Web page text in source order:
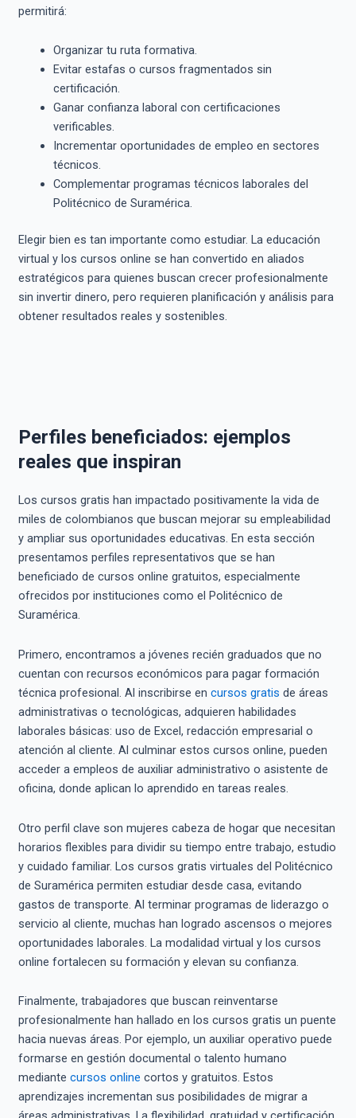
permitirá:
Organizar tu ruta formativa.
Evitar estafas o cursos fragmentados sin
certificación.
Ganar confianza laboral con certificaciones
verificables.
Incrementar oportunidades de empleo en sectores
técnicos.
Complementar programas técnicos laborales del
Politécnico de Suramérica.
Elegir bien es tan importante como estudiar. La educación
virtual y los cursos online se han convertido en aliados
estratégicos para quienes buscan crecer profesionalmente
sin invertir dinero, pero requieren planificación y análisis para
obtener resultados reales y sostenibles.
Perfiles beneficiados: ejemplos
reales que inspiran
Los cursos gratis han impactado positivamente la vida de
miles de colombianos que buscan mejorar su empleabilidad
y ampliar sus oportunidades educativas. En esta sección
presentamos perfiles representativos que se han
beneficiado de cursos online gratuitos, especialmente
ofrecidos por instituciones como el Politécnico de
Suramérica.
Primero, encontramos a jóvenes recién graduados que no
cuentan con recursos económicos para pagar formación
técnica profesional. Al inscribirse en cursos gratis de áreas
administrativas o tecnológicas, adquieren habilidades
laborales básicas: uso de Excel, redacción empresarial o
atención al cliente. Al culminar estos cursos online, pueden
acceder a empleos de auxiliar administrativo o asistente de
oficina, donde aplican lo aprendido en tareas reales.
Otro perfil clave son mujeres cabeza de hogar que necesitan
horarios flexibles para dividir su tiempo entre trabajo, estudio
y cuidado familiar. Los cursos gratis virtuales del Politécnico
de Suramérica permiten estudiar desde casa, evitando
gastos de transporte. Al terminar programas de liderazgo o
servicio al cliente, muchas han logrado ascensos o mejores
oportunidades laborales. La modalidad virtual y los cursos
online fortalecen su formación y elevan su confianza.
Finalmente, trabajadores que buscan reinventarse
profesionalmente han hallado en los cursos gratis un puente
hacia nuevas áreas. Por ejemplo, un auxiliar operativo puede
formarse en gestión documental o talento humano
mediante cursos online cortos y gratuitos. Estos
aprendizajes incrementan sus posibilidades de migrar a